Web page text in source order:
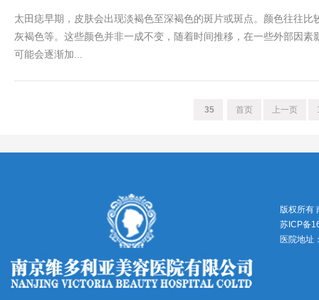
太田痣早期，皮肤会出现淡褐色至深褐色的斑片或斑点。颜色往往比
灰褐色等。这些颜色并非一成不变，随着时间推移，在一些外部因素
可能会逐渐加...
35 首页 上一页
版权所有
苏ICP备
医院地址